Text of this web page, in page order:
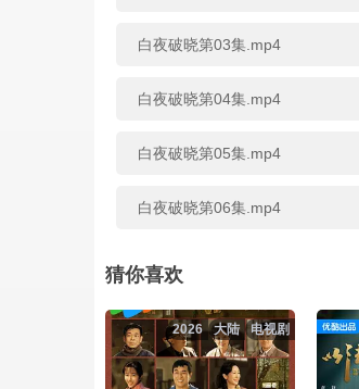
白夜破晓第03集.mp4
白夜破晓第04集.mp4
白夜破晓第05集.mp4
白夜破晓第06集.mp4
白夜破晓第07集.mp4
白夜破晓第08集.mp4
白夜破晓第09集.mp4
猜你喜欢
电视剧
大陆
2026